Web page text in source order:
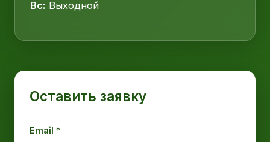
Вс: Выходной
Оставить заявку
Email *